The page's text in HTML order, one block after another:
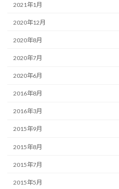
2021年1月
2020年12月
2020年8月
2020年7月
2020年6月
2016年8月
2016年3月
2015年9月
2015年8月
2015年7月
2015年5月